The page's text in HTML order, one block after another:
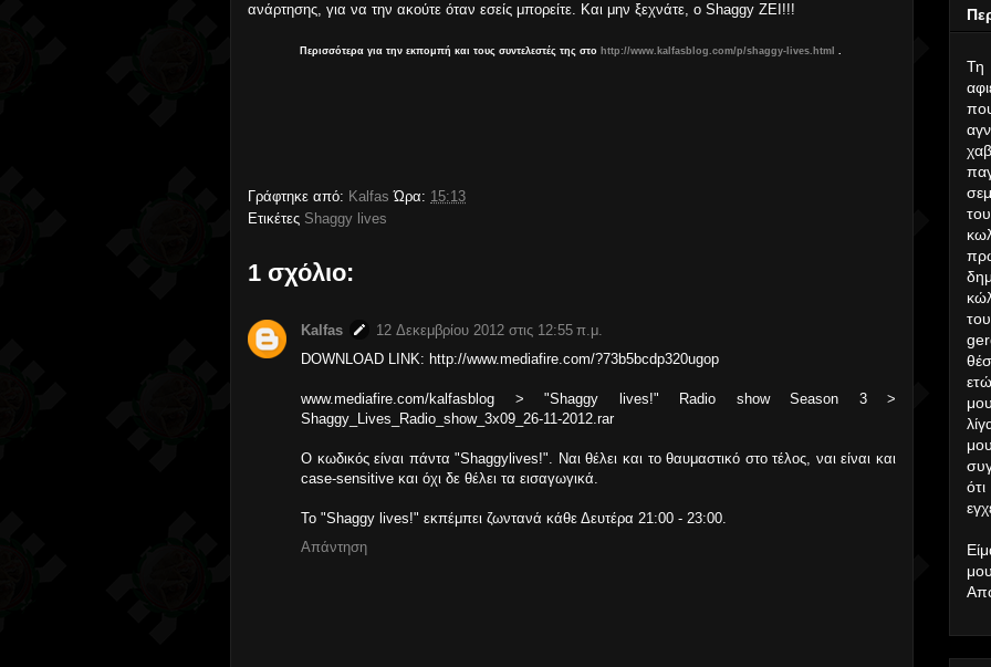
ανάρτησης, για να την ακούτε όταν εσείς μπορείτε. Και μην ξεχνάτε, ο Shaggy ΖΕΙ!!!
Περισσότερα για την εκπομπή και τους συντελεστές της στο http://www.kalfasblog.com/p/shaggy-lives.html .
Γράφτηκε από: Kalfas Ώρα: 15:13
Ετικέτες Shaggy lives
1 σχόλιο:
Kalfas
12 Δεκεμβρίου 2012 στις 12:55 π.μ.
DOWNLOAD LINK: http://www.mediafire.com/?73b5bcdp320ugop
www.mediafire.com/kalfasblog > "Shaggy lives!" Radio show Season 3 >
Shaggy_Lives_Radio_show_3x09_26-11-2012.rar
O κωδικός είναι πάντα "Shaggylives!". Ναι θέλει και το θαυμαστικό στο τέλος, ναι είναι και
case-sensitive και όχι δε θέλει τα εισαγωγικά.
Το "Shaggy lives!" εκπέμπει ζωντανά κάθε Δευτέρα 21:00 - 23:00.
Απάντηση
Τη